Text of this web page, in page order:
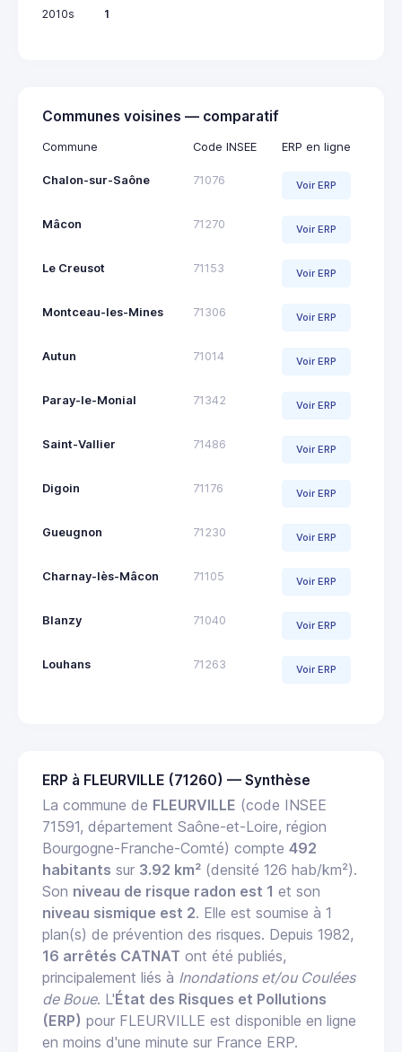
2010s 1
Communes voisines — comparatif
Commune Code INSEE ERP en ligne
Chalon-sur-Saône 71076 Voir ERP
Mâcon 71270 Voir ERP
Le Creusot 71153 Voir ERP
Montceau-les-Mines 71306 Voir ERP
Autun 71014 Voir ERP
Paray-le-Monial 71342 Voir ERP
Saint-Vallier 71486 Voir ERP
Digoin 71176 Voir ERP
Gueugnon 71230 Voir ERP
Charnay-lès-Mâcon 71105 Voir ERP
Blanzy 71040 Voir ERP
Louhans 71263 Voir ERP
ERP à FLEURVILLE (71260) — Synthèse
La commune de FLEURVILLE (code INSEE
71591, département Saône-et-Loire, région
Bourgogne-Franche-Comté) compte 492
habitants sur 3.92 km² (densité 126 hab/km²).
Son niveau de risque radon est 1 et son
niveau sismique est 2. Elle est soumise à 1
plan(s) de prévention des risques. Depuis 1982,
16 arrêtés CATNAT ont été publiés,
principalement liés à Inondations et/ou Coulées
de Boue. L'État des Risques et Pollutions
(ERP) pour FLEURVILLE est disponible en ligne
en moins d'une minute sur France ERP.